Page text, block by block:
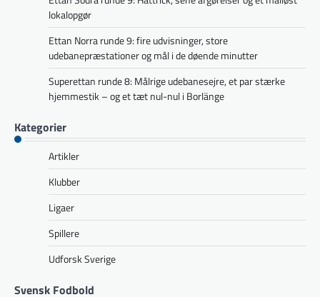
lokalopgør
Ettan Norra runde 9: fire udvisninger, store
udebanepræstationer og mål i de døende minutter
Superettan runde 8: Målrige udebanesejre, et par stærke
hjemmestik – og et tæt nul-nul i Borlänge
Kategorier
Artikler
Klubber
Ligaer
Spillere
Udforsk Sverige
Svensk Fodbold